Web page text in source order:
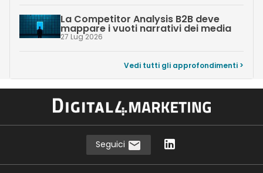
La Competitor Analysis B2B deve
mappare i vuoti narrativi dei media
27 Lug 2026
Vedi tutti gli approfondimenti >
Seguici